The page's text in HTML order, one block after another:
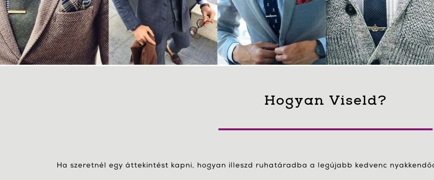
Hogyan Viseld?
Ha szeretnél egy áttekintést kapni, hogyan illeszd ruhatáradba a legújabb kedvenc